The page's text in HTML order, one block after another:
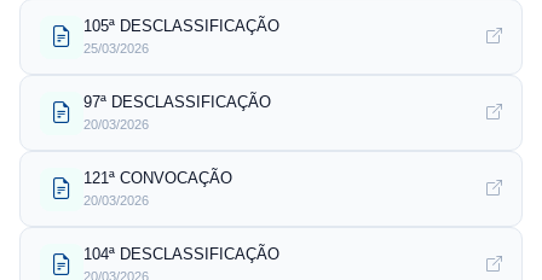
105ª DESCLASSIFICAÇÃO
25/03/2026
97ª DESCLASSIFICAÇÃO
20/03/2026
121ª CONVOCAÇÃO
20/03/2026
104ª DESCLASSIFICAÇÃO
20/03/2026